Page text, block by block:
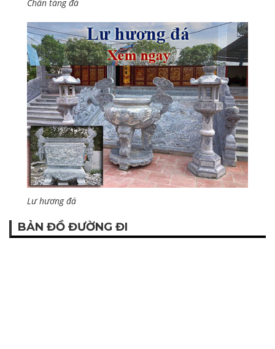
Chân tảng đá
Lư hương đá
BẢN ĐỒ ĐƯỜNG ĐI